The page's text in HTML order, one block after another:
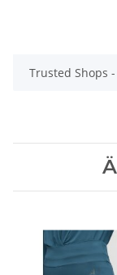
Trusted Shops